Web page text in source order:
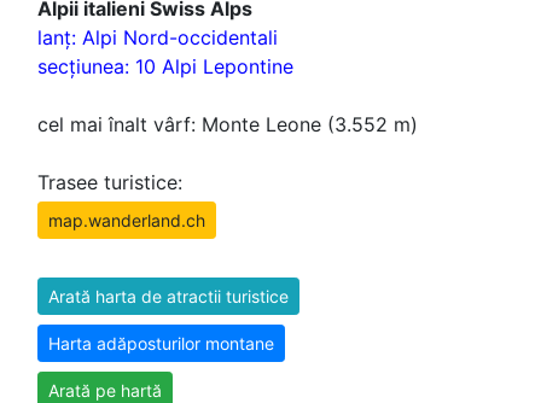
Alpii italieni Swiss Alps
lanţ: Alpi Nord-occidentali
secţiunea: 10 Alpi Lepontine
cel mai înalt vârf: Monte Leone (3.552 m)
Trasee turistice:
map.wanderland.ch
Arată harta de atractii turistice
Harta adăposturilor montane
Arată pe hartă